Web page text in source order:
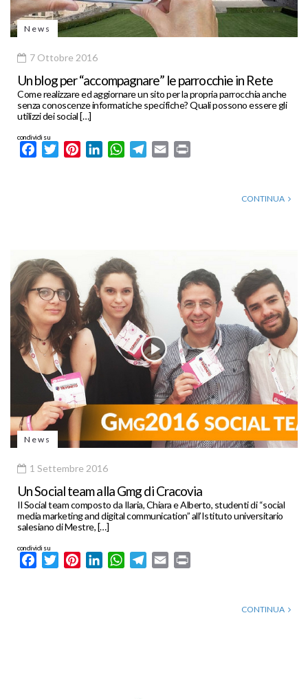
News
7 Ottobre 2016
Un blog per “accompagnare” le parrocchie in Rete
Come realizzare ed aggiornare un sito per la propria parrocchia anche
senza conoscenze informatiche specifiche? Quali possono essere gli
utilizzi dei social […]
condividi su
FacebookTwitterPinterestLinkedInWhatsApp
Telegram
Email
CONTINUA
News
1 Settembre 2016
Un Social team alla Gmg di Cracovia
Il Social team composto da Ilaria, Chiara e Alberto, studenti di “social
media marketing and digital communication” all’Istituto universitario
salesiano di Mestre, […]
condividi su
FacebookTwitterPinterestLinkedInWhatsApp
Telegram
Email
CONTINUA